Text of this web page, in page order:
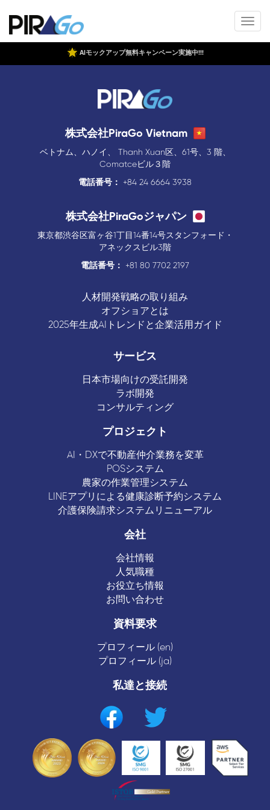
AIモックアップ無料キャンペーン実施中!!!
株式会社PiraGo Vietnam
ベトナム、ハノイ、 Thanh Xuan区、61号、3 階、
Comatceビル３階
電話番号：
+84 24 6664 3938
株式会社PiraGoジャパン
東京都渋谷区富ヶ谷1丁目14番14号スタンフォード・
アネックスビル3階
電話番号：
+81 80 7702 2197
人材開発戦略の取り組み
オフショアとは
2025年生成AIトレンドと企業活用ガイド
サービス
日本市場向けの受託開発
ラボ開発
コンサルティング
プロジェクト
AI・DXで不動産仲介業務を変革
POSシステム
農家の作業管理システム
LINEアプリによる健康診断予約システム
介護保険請求システムリニューアル
会社
会社情報
人気職種
お役立ち情報
お問い合わせ
資料要求
プロフィール (en)
プロフィール (ja)
私達と接続